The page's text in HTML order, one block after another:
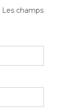
Les champs